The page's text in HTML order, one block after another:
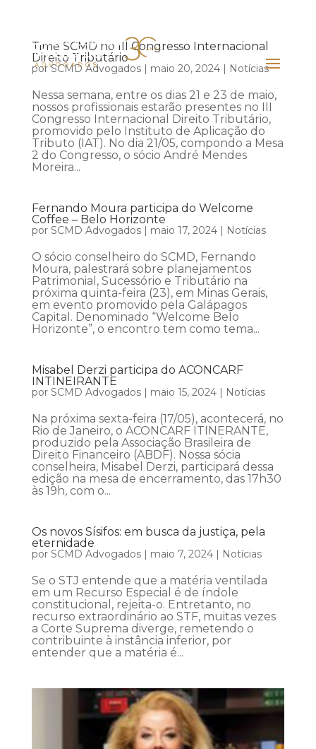
Time SCMD no III Congresso Internacional
Direito Tributário
porSCMD Advogados| maio 20, 2024| Notícias
Nessa semana, entre os dias 21 e 23 de maio,
nossos profissionais estarão presentes no III
Congresso Internacional Direito Tributário,
promovido pelo Instituto de Aplicação do
Tributo (IAT). No dia 21/05, compondo a Mesa
2 do Congresso, o sócio André Mendes
Moreira...
Fernando Moura participa do Welcome
Coffee – Belo Horizonte
por SCMD Advogados| maio 17, 2024| Notícias
O sócio conselheiro do SCMD, Fernando
Moura, palestrará sobre planejamentos
Patrimonial, Sucessório e Tributário na
próxima quinta-feira (23), em Minas Gerais,
em evento promovido pela Galápagos
Capital. Denominado “Welcome Belo
Horizonte”, o encontro tem como tema...
Misabel Derzi participa do ACONCARF
INTINEIRANTE
por SCMD Advogados| maio 15, 2024| Notícias
Na próxima sexta-feira (17/05), acontecerá, no
Rio de Janeiro, o ACONCARF ITINERANTE,
produzido pela Associação Brasileira de
Direito Financeiro (ABDF). Nossa sócia
conselheira, Misabel Derzi, participará dessa
edição na mesa de encerramento, das 17h30
às 19h, com o...
Os novos Sísifos: em busca da justiça, pela
eternidade
por SCMD Advogados| maio 7, 2024| Notícias
Se o STJ entende que a matéria ventilada
em um Recurso Especial é de índole
constitucional, rejeita-o. Entretanto, no
recurso extraordinário ao STF, muitas vezes
a Corte Suprema diverge, remetendo o
contribuinte à instância inferior, por
entender que a matéria é...